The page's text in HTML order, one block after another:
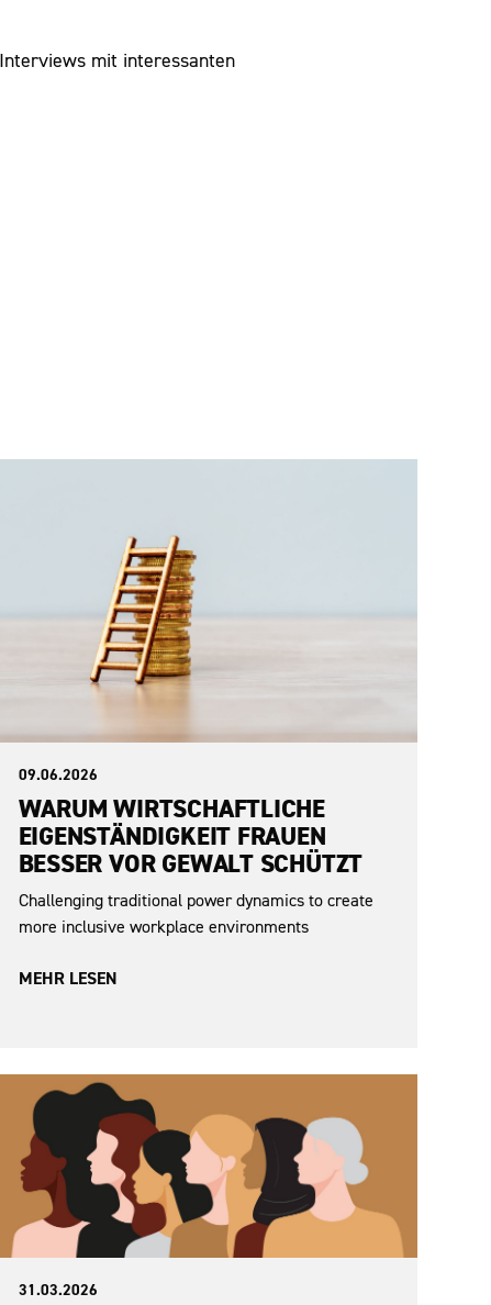
mit interessanten
09.06.2026
WARUM WIRTSCHAFTLICHE
EIGENSTÄNDIGKEIT FRAUEN
BESSER VOR GEWALT SCHÜTZT
Challenging traditional power dynamics to create
more inclusive workplace environments
MEHR LESEN
31.03.2026